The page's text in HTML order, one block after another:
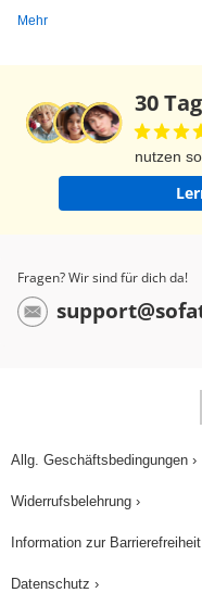
Mehr
30
nutzen
Fragen? Wir sind für dich da!
Allg. Geschäftsbedingungen ›
Widerrufsbelehrung ›
Information zur Barrierefreiheit
Datenschutz ›